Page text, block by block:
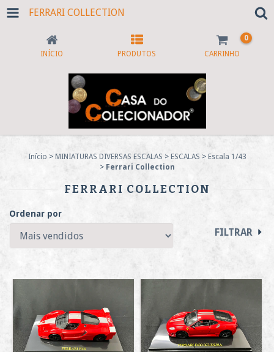
FERRARI COLLECTION
INÍCIO PRODUTOS CARRINHO
0
Início > MINIATURAS DIVERSAS ESCALAS > ESCALAS > Escala 1/43
> Ferrari Collection
FERRARI COLLECTION
Ordenar por
FILTRAR